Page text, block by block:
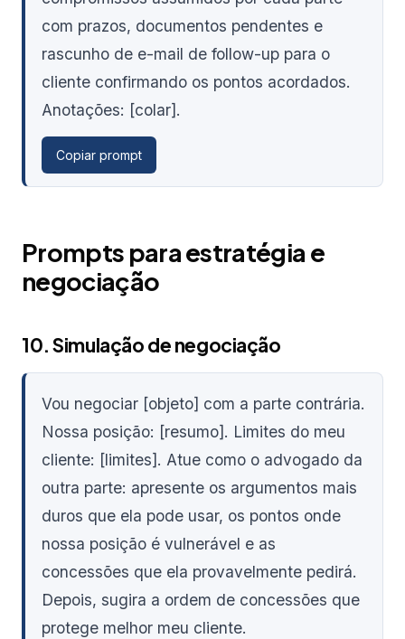
com prazos, documentos pendentes e
rascunho de e-mail de follow-up para o
cliente confirmando os pontos acordados.
Anotações: [colar].
Copiar prompt
Prompts para estratégia e
negociação
10. Simulação de negociação
Vou negociar [objeto] com a parte contrária.
Nossa posição: [resumo]. Limites do meu
cliente: [limites]. Atue como o advogado da
outra parte: apresente os argumentos mais
duros que ela pode usar, os pontos onde
nossa posição é vulnerável e as
concessões que ela provavelmente pedirá.
Depois, sugira a ordem de concessões que
protege melhor meu cliente.